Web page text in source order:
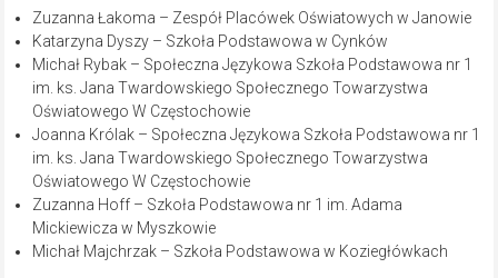
Zuzanna Łakoma – Zespół Placówek Oświatowych w Janowie
Katarzyna Dyszy – Szkoła Podstawowa w Cynków
Michał Rybak – Społeczna Językowa Szkoła Podstawowa nr 1
im. ks. Jana Twardowskiego Społecznego Towarzystwa
Oświatowego W Częstochowie
Joanna Królak – Społeczna Językowa Szkoła Podstawowa nr 1
im. ks. Jana Twardowskiego Społecznego Towarzystwa
Oświatowego W Częstochowie
Zuzanna Hoff – Szkoła Podstawowa nr 1 im. Adama
Mickiewicza w Myszkowie
Michał Majchrzak – Szkoła Podstawowa w Koziegłówkach